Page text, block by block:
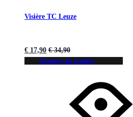
Visière TC Leuze
€ 17,90 €34,90
Ajouter au panier